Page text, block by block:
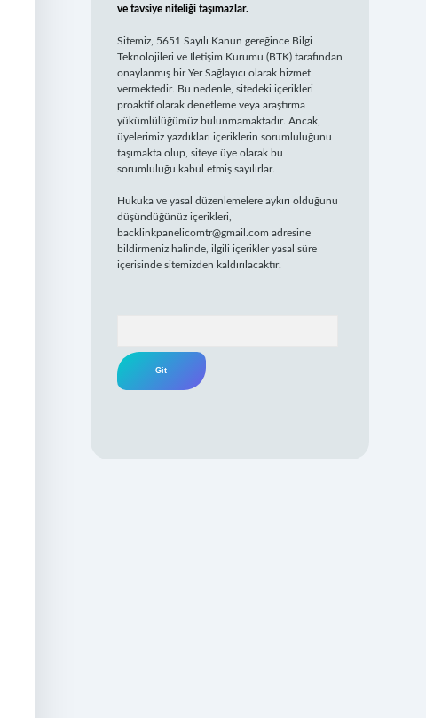
ve tavsiye niteliği taşımazlar.
Sitemiz, 5651 Sayılı Kanun gereğince Bilgi
Teknolojileri ve İletişim Kurumu (BTK) tarafından
onaylanmış bir Yer Sağlayıcı olarak hizmet
vermektedir. Bu nedenle, sitedeki içerikleri
proaktif olarak denetleme veya araştırma
yükümlülüğümüz bulunmamaktadır. Ancak,
üyelerimiz yazdıkları içeriklerin sorumluluğunu
taşımakta olup, siteye üye olarak bu
sorumluluğu kabul etmiş sayılırlar.
Hukuka ve yasal düzenlemelere aykırı olduğunu
düşündüğünüz içerikleri,
backlinkpanelicomtr@gmail.com adresine
bildirmeniz halinde, ilgili içerikler yasal süre
içerisinde sitemizden kaldırılacaktır.